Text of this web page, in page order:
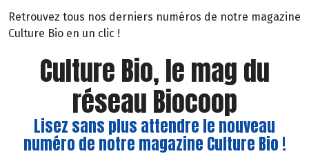
Retrouvez tous nos derniers numéros de notre magazine
Culture Bio en un clic !
Culture Bio, le mag du
réseau Biocoop
Lisez sans plus attendre le nouveau
numéro de notre magazine Culture Bio !